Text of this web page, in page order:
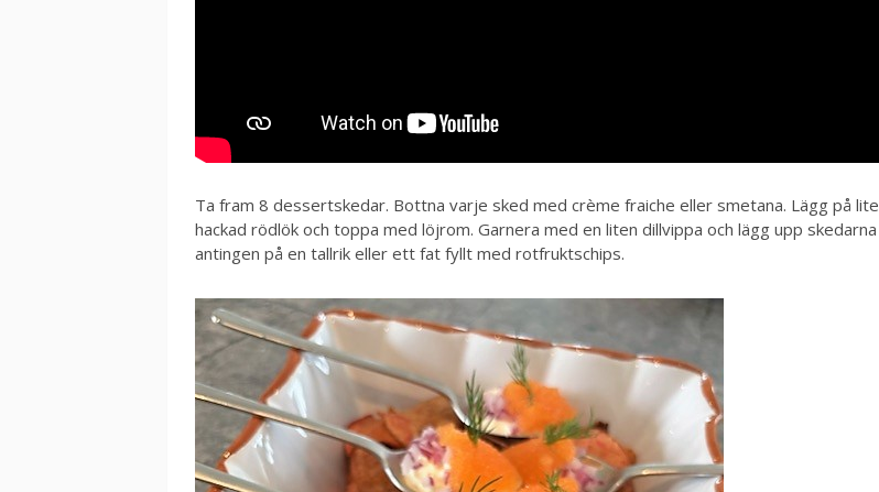
Ta fram 8 dessertskedar. Bottna varje sked med crème fraiche eller smetana. Lägg på lite
hackad rödlök och toppa med löjrom. Garnera med en liten dillvippa och lägg upp skedarna
antingen på en tallrik eller ett fat fyllt med rotfruktschips.